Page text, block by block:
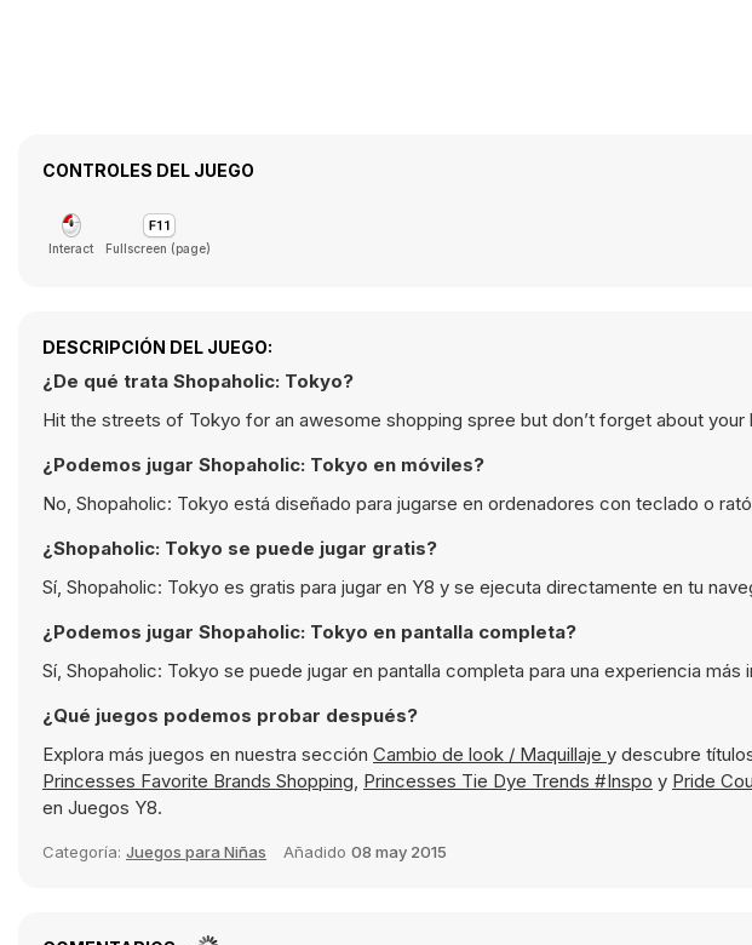
CONTROLES DEL JUEGO
Interact Fullscreen (page)
DESCRIPCIÓN DEL JUEGO:
¿De qué trata Shopaholic: Tokyo?
Hit the streets of Tokyo for an awesome shopping spree but don’t forget about your
¿Podemos jugar Shopaholic: Tokyo en móviles?
No, Shopaholic: Tokyo está diseñado para jugarse en ordenadores con teclado o
¿Shopaholic: Tokyo se puede jugar gratis?
Sí, Shopaholic: Tokyo es gratis para jugar en Y8 y se ejecuta directamente en tu
¿Podemos jugar Shopaholic: Tokyo en pantalla completa?
Sí, Shopaholic: Tokyo se puede jugar en pantalla completa para una experiencia más
¿Qué juegos podemos probar después?
Explora más juegos en nuestra sección Cambio de look / Maquillaje y descubre
Princesses Favorite Brands Shopping, Princesses Tie Dye Trends #Inspo y Pride
en Juegos Y8.
Categoría: Juegos para Niñas Añadido 08 may 2015